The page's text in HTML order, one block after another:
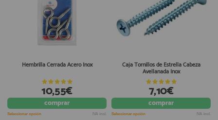
Hembrilla Cerrada Acero Inox
10,55€
comprar
Seleccionar opción IVA incl.
Caja Tornillos de Estrella Cabeza
Avellanada Inox
7,10€
comprar
Seleccionar opción IVA incl.